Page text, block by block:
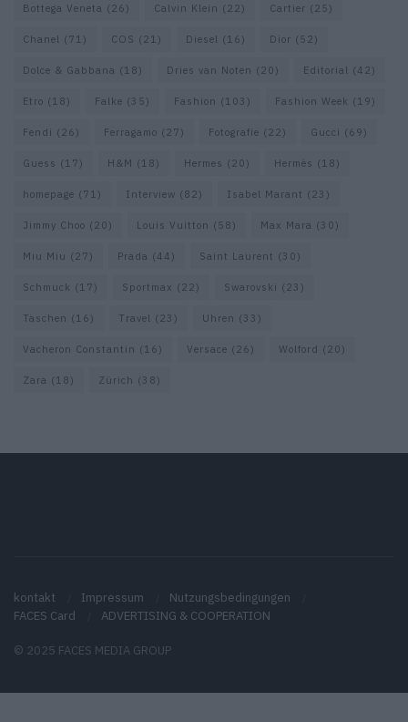
Bottega Veneta (26) Calvin Klein (22) Cartier (25)
Chanel (71) COS (21) Diesel (16) Dior (52)
Dolce & Gabbana (18) Dries van Noten (20) Editorial (42)
Etro (18) Falke (35) Fashion (103) Fashion Week (19)
Fendi (26) Ferragamo (27) Fotografie (22) Gucci (69)
Guess (17) H&M (18) Hermes (20) Hermès (18)
homepage (71) Interview (82) Isabel Marant (23)
Jimmy Choo (20) Louis Vuitton (58) Max Mara (30)
Miu Miu (27) Prada (44) Saint Laurent (30)
Schmuck (17) Sportmax (22) Swarovski (23)
Taschen (16) Travel (23) Uhren (33)
Vacheron Constantin (16) Versace (26) Wolford (20)
Zara (18) Zürich (38)
kontakt Impressum
Nutzungsbedingungen
FACES Card
ADVERTISING & COOPERATION
© 2025 FACES MEDIA GROUP